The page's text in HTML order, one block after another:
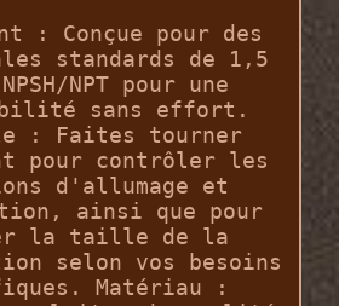
: Conçue pour des
standards de 1,5
NPT pour une
sans effort.
: Faites tourner
pour contrôler les
d'allumage et
ainsi que pour
la taille de la
selon vos besoins
Matériau :